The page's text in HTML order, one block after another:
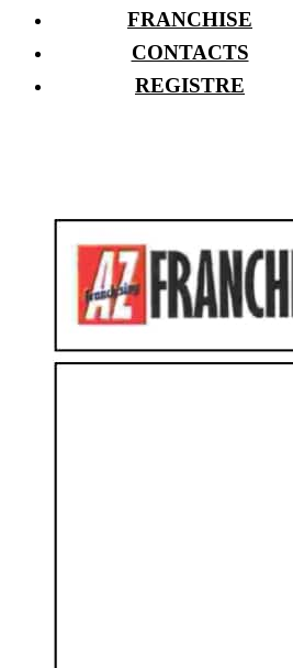
FRANCHISE
CONTACTS
REGISTRE